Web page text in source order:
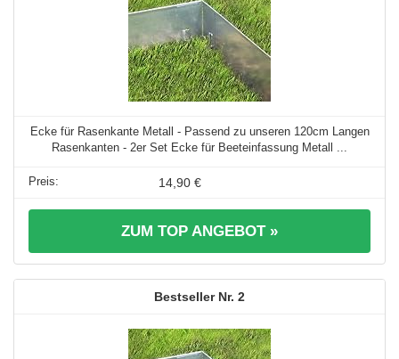
Ecke für Rasenkante Metall - Passend zu unseren 120cm Langen
Rasenkanten - 2er Set Ecke für Beeteinfassung Metall ...
14,90 €
ZUM TOP ANGEBOT »
2